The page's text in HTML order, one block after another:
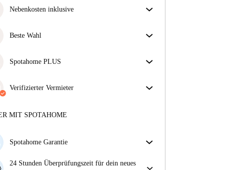
Mehr über die Verifizierung
Immobilien.
Nebenkosten inklusive
– Miete und Betriebskosten in einem für ein
Beste Wahl
Preisen, Verfügbarkeit und erstklassiger Qualität.
Spotahome PLUS
indem Zugang zu höchsten Sicherheitsstandards und
zusätzlicher Unterstützung während der Mietdauer
Verifizierter Vermieter
Mehr über diesen Vermieter
MIT SPOTAHOME
Spotahome Garantie
Falls der Vermieter deine Buchung kurzfristig
storniert, werden wir dir entweder A) ein Hotel
24 Stunden Überprüfungszeit für dein neues